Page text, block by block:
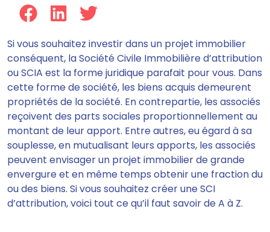
Si vous souhaitez investir dans un projet immobilier
conséquent, la Société Civile Immobilière d’attribution
ou SCIA est la forme juridique parafait pour vous. Dans
cette forme de société, les biens acquis demeurent
propriétés de la société. En contrepartie, les associés
reçoivent des parts sociales proportionnellement au
montant de leur apport. Entre autres, eu égard à sa
souplesse, en mutualisant leurs apports, les associés
peuvent envisager un projet immobilier de grande
envergure et en même temps obtenir une fraction du
ou des biens. Si vous souhaitez créer une SCI
d’attribution, voici tout ce qu’il faut savoir de A à Z.